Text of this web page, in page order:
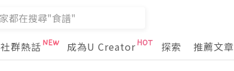
社群熱話 成為U Creator 探索 推薦文章